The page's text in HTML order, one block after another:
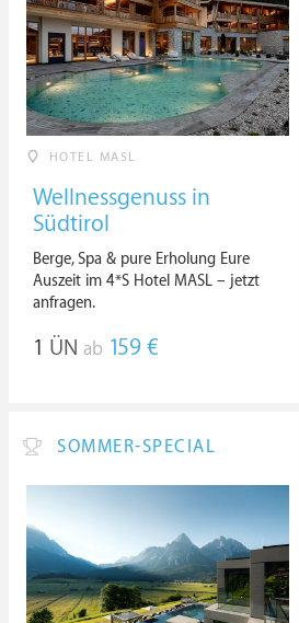
HOTEL MASL
Wellnessgenuss in
Südtirol
Berge, Spa & pure Erholung Eure
Auszeit im 4*S Hotel MASL – jetzt
anfragen.
1 ÜN ab 159 €
SOMMER-SPECIAL